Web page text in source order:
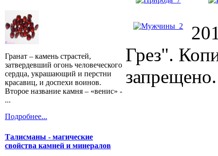
Гранат – камень страстей,
затвердевший огонь человеческого
сердца, украшающий и перстни
красавиц, и доспехи воинов.
Второе название камня – «венис» -
...
Подробнее...
Талисманы - магические
свойства камней и минералов
Грез".
запрещено.